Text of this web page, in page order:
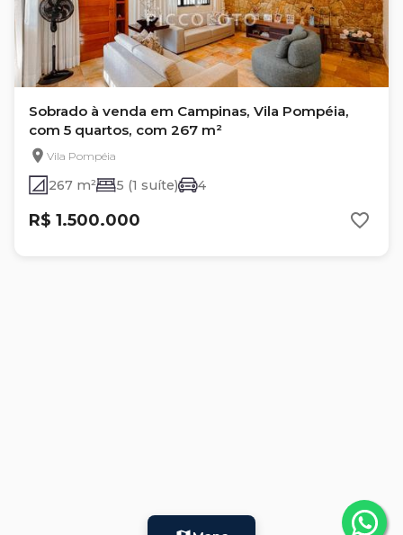
Sobrado à venda em Campinas, Vila Pompéia,
com 5 quartos, com 267 m²
Vila Pompéia
267 m² 5 (1 suíte) 4
R$ 1.500.000